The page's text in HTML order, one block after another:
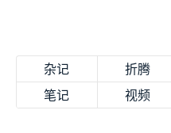
杂记 折腾
笔记
视频